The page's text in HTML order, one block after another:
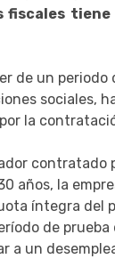
fiscales
de un periodo
sociales,
la
contratado
años, la
íntegra del
de
a un